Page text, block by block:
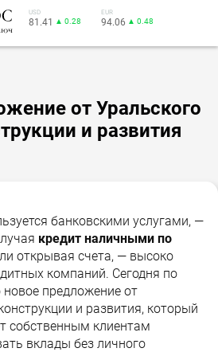
USD
81.41 ▲ 0.28
EUR
94.06 ▲ 0.48
от Уральского
и развития
банковскими услугами, —
кредит наличными по
открывая счета, — высоко
компаний. Сегодня по
новое предложение от
и развития, который
собственным клиентам
вклады без личного